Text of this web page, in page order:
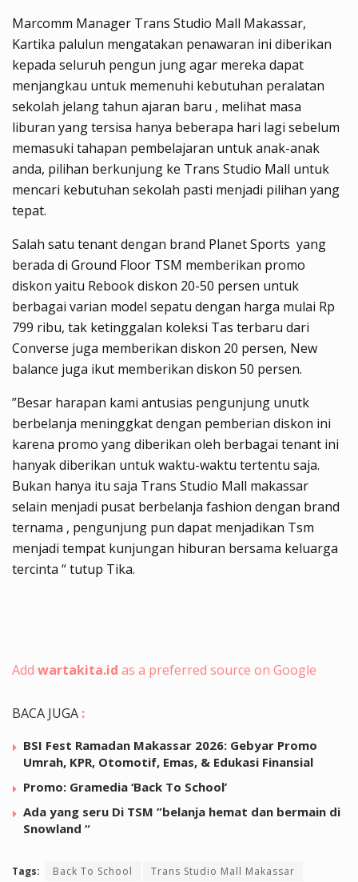
Marcomm Manager Trans Studio Mall Makassar,
Kartika palulun mengatakan penawaran ini diberikan
kepada seluruh pengun jung agar mereka dapat
menjangkau untuk memenuhi kebutuhan peralatan
sekolah jelang tahun ajaran baru , melihat masa
liburan yang tersisa hanya beberapa hari lagi sebelum
memasuki tahapan pembelajaran untuk anak-anak
anda, pilihan berkunjung ke Trans Studio Mall untuk
mencari kebutuhan sekolah pasti menjadi pilihan yang
tepat.
Salah satu tenant dengan brand Planet Sports yang
berada di Ground Floor TSM memberikan promo
diskon yaitu Rebook diskon 20-50 persen untuk
berbagai varian model sepatu dengan harga mulai Rp
799 ribu, tak ketinggalan koleksi Tas terbaru dari
Converse juga memberikan diskon 20 persen, New
balance juga ikut memberikan diskon 50 persen.
”Besar harapan kami antusias pengunjung unutk
berbelanja meninggkat dengan pemberian diskon ini
karena promo yang diberikan oleh berbagai tenant ini
hanyak diberikan untuk waktu-waktu tertentu saja.
Bukan hanya itu saja Trans Studio Mall makassar
selain menjadi pusat berbelanja fashion dengan brand
ternama , pengunjung pun dapat menjadikan Tsm
menjadi tempat kunjungan hiburan bersama keluarga
tercinta “ tutup Tika.
Add wartakita.id as a preferred source on Google
BACA JUGA :
BSI Fest Ramadan Makassar 2026: Gebyar Promo
Umrah, KPR, Otomotif, Emas, & Edukasi Finansial
Promo: Gramedia ‘Back To School’
Ada yang seru Di TSM ”belanja hemat dan bermain di
Snowland “
Tags: Back To School Trans Studio Mall Makassar